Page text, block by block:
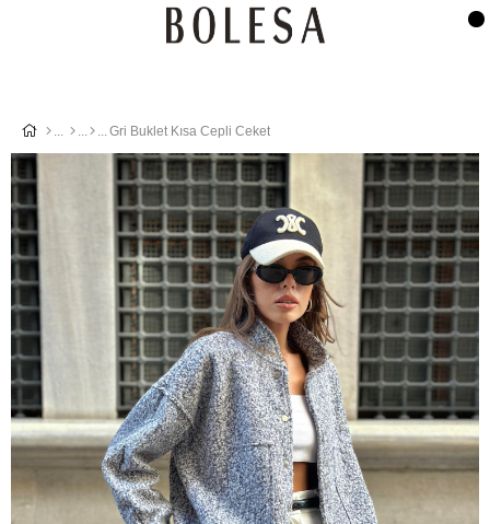
Gri Buklet Kısa Cepli Ceket